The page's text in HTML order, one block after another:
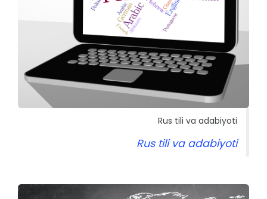
Rus tili va adabiyoti
Rus tili va adabiyoti